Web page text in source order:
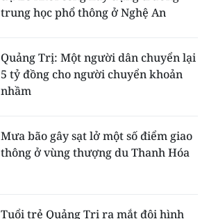
trung học phổ thông ở Nghệ An
Quảng Trị: Một người dân chuyển lại
5 tỷ đồng cho người chuyển khoản
nhầm
Mưa bão gây sạt lở một số điểm giao
thông ở vùng thượng du Thanh Hóa
Tuổi trẻ Quảng Trị ra mắt đội hình